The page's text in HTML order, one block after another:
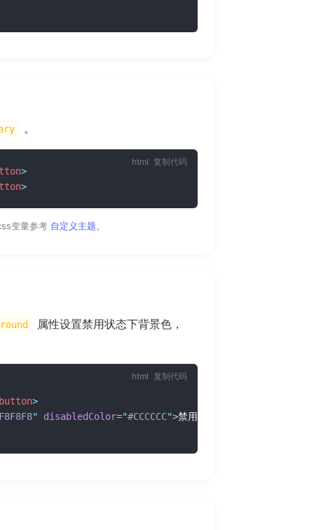
。
>
>
复制代码
变量参考 自定义主题。
属性设置禁用状态下背景色，
>
" disabledColor="#CCCCCC">
复制代码